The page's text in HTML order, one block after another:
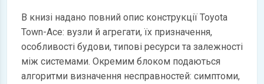
В книзі надано повний опис конструкції Toyota
Town-Ace: вузли й агрегати, їх призначення,
особливості будови, типові ресурси та залежності
між системами. Окремим блоком подаються
алгоритми визначення несправностей: симптоми,